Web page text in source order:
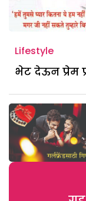
Lifestyle
भेट देऊन प्रेम